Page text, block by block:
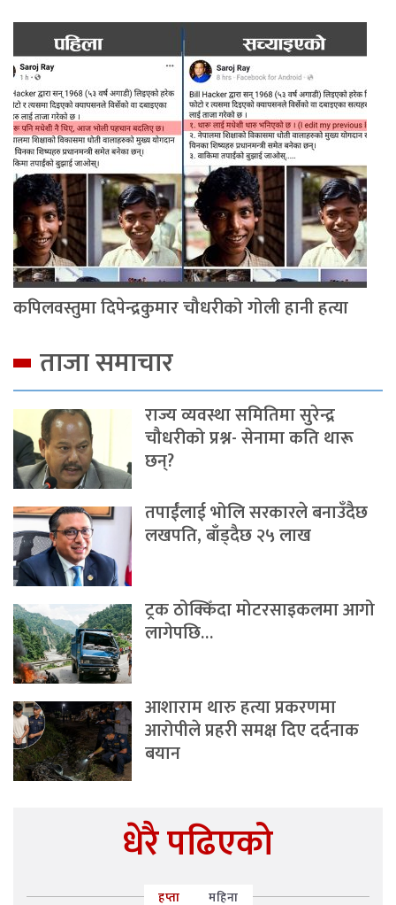
कपिलवस्तुमा दिपेन्द्रकुमार चौधरीको गोली हानी हत्या
ताजा समाचार
राज्य व्यवस्था समितिमा सुरेन्द्र
चौधरीको प्रश्न- सेनामा कति थारू
छन्?
तपाईंलाई भोलि सरकारले बनाउँदैछ
लखपति, बाँड्दैछ २५ लाख
ट्रक ठोक्किँदा मोटरसाइकलमा आगो
लागेपछि…
आशाराम थारु हत्या प्रकरणमा
आरोपीले प्रहरी समक्ष दिए दर्दनाक
बयान
धेरै पढिएको
हप्ता महिना